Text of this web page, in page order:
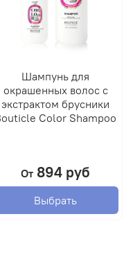
Шампунь для
окрашенных волос с
экстрактом брусники
Color Shampoo
От 894 руб
Выбрать